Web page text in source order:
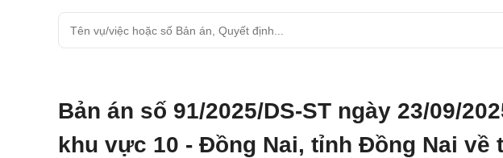
Bản án số 91/2025/DS-ST ngày 23/09/
khu vực 10 - Đồng Nai, tỉnh Đồng Nai về